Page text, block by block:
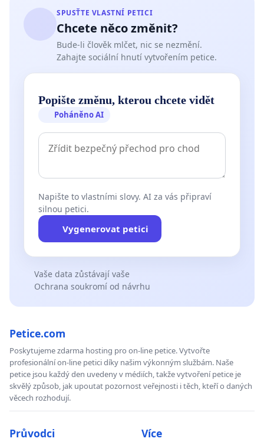
SPUSŤTE VLASTNÍ PETICI
Chcete něco změnit?
Bude-li člověk mlčet, nic se nezmění.
Zahajte sociální hnutí vytvořením petice.
Popište změnu, kterou chcete vidět
Poháněno AI
Napište to vlastními slovy. AI za vás připraví
silnou petici.
Vygenerovat petici
Vaše data zůstávají vaše
Ochrana soukromí od návrhu
Petice.com
Poskytujeme zdarma hosting pro on-line petice. Vytvořte
profesionální on-line petici díky našim výkonným službám. Naše
petice jsou každý den uvedeny v médiích, takže vytvoření petice je
skvělý způsob, jak upoutat pozornost veřejnosti i těch, kteří o daných
věcech rozhodují.
Průvodci Více